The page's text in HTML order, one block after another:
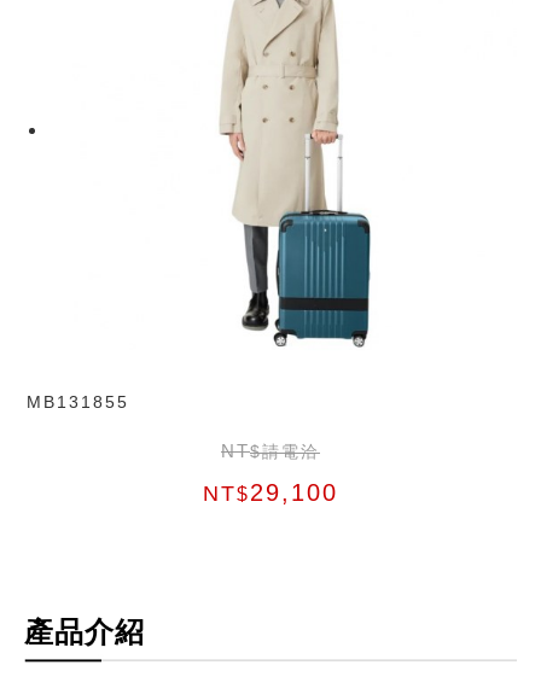
MB131855
NT$請電洽
NT$29,100
產品介紹